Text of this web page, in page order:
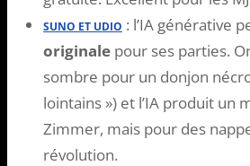
SUNO ET UDIO : l’IA générative
originale pour ses parties.
sombre pour un donjon
lointains ») et l’IA produit un
Zimmer, mais pour des
révolution.